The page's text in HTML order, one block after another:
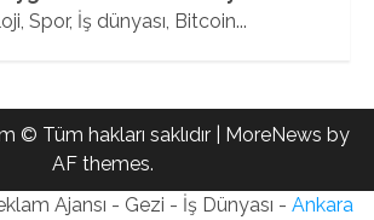
Spor, İş dünyası, Bitcoin...
© Tüm hakları saklıdır MoreNews by
AF themes.
Ajansı - Gezi - İş Dünyası - Ankara